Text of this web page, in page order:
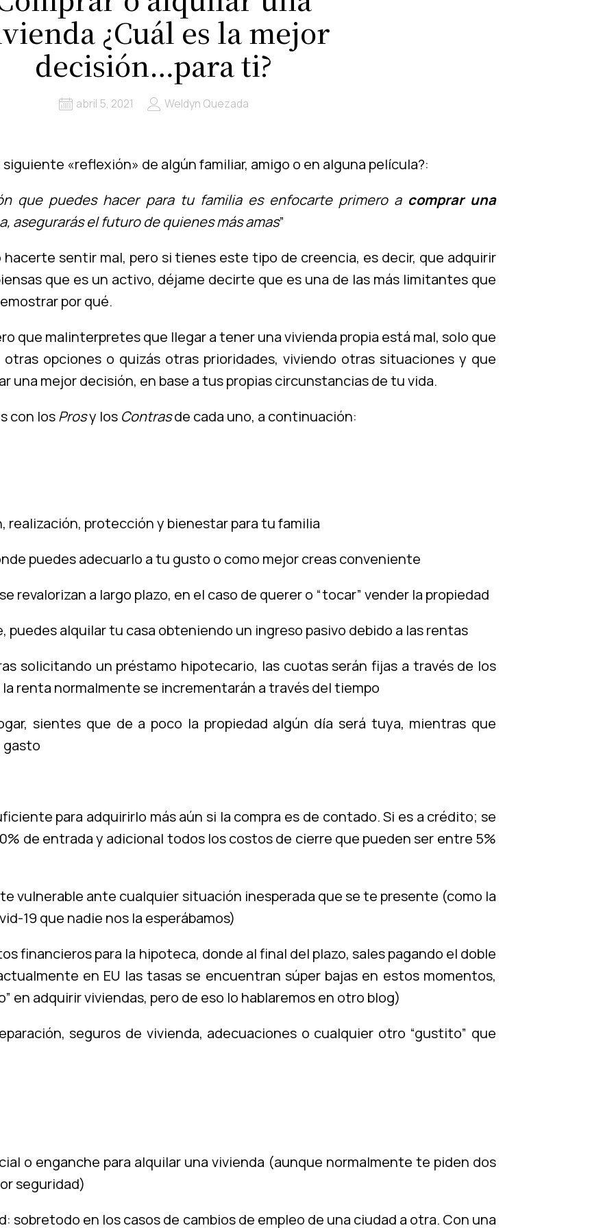
¿Cuál es la mejor
decisión…para ti?
abril 5, 2021 Weldyn Quezada
«reflexión» de algún familiar, amigo o en alguna película?:
que puedes hacer para tu familia es enfocarte primero a comprar una
asegurarás el futuro de quienes más amas”
sentir mal, pero si tienes este tipo de creencia, es decir, que adquirir
que es un activo, déjame decirte que es una de las más limitantes que
por qué.
que malinterpretes que llegar a tener una vivienda propia está mal, solo que
opciones o quizás otras prioridades, viviendo otras situaciones y que
una mejor decisión, en base a tus propias circunstancias de tu vida.
con losProsy los Contrasde cada uno, a continuación:
protección y bienestar para tu familia
puedes adecuarlo a tu gusto o como mejor creas conveniente
revalorizan a largo plazo, en el caso de querer o “tocar” vender la propiedad
puedes alquilar tu casa obteniendo un ingreso pasivo debido a las rentas
solicitando un préstamo hipotecario, las cuotas serán fijas a través de los
renta normalmente se incrementarán a través del tiempo
sientes que de a poco la propiedad algún día será tuya, mientras que
gasto
para adquirirlo más aún si la compra es de contado. Si es a crédito; se
de entrada y adicional todos los costos de cierre que pueden ser entre 5%
vulnerable ante cualquier situación inesperada que se te presente (como la
19 que nadie nos la esperábamos)
financieros para la hipoteca, donde al final del plazo, sales pagando el doble
en EU las tasas se encuentran súper bajas en estos momentos,
en adquirir viviendas, pero de eso lo hablaremos en otro blog)
seguros de vivienda, adecuaciones o cualquier otro “gustito” que
o enganche para alquilar una vivienda (aunque normalmente te piden dos
seguridad)
sobretodo en los casos de cambios de empleo de una ciudad a otra. Con una